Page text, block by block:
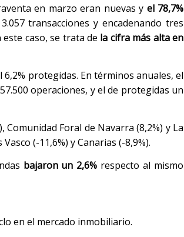
en marzo eran nuevas y el 78,7%
transacciones y encadenando tres
caso, se trata de la cifra más alta en
protegidas. En términos anuales, el
operaciones, y el de protegidas un
Comunidad Foral de Navarra (8,2%) y La
(-11,6%) y Canarias (-8,9%).
bajaron un 2,6% respecto al mismo
en el mercado inmobiliario.